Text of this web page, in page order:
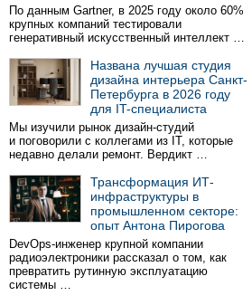
По данным Gartner, в 2025 году около 60%
крупных компаний тестировали
генеративный искусственный интеллект …
Названа лучшая студия
дизайна интерьера Санкт-
Петербурга в 2026 году
для IT-специалиста
Мы изучили рынок дизайн-студий
и поговорили с коллегами из IT, которые
недавно делали ремонт. Вердикт …
Трансформация ИТ-
инфраструктуры в
промышленном секторе:
опыт Антона Пирогова
DevOps-инженер крупной компании
радиоэлектроники рассказал о том, как
превратить рутинную эксплуатацию
системы …